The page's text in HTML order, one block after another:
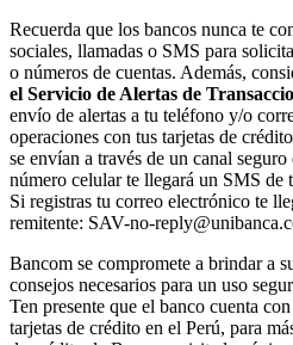
Recuerda que los bancos nunca te
sociales, llamadas o SMS para
o números de cuentas. Además,
el Servicio de Alertas de
envío de alertas a tu teléfono y/o
operaciones con tus tarjetas de
se envían a través de un canal
número celular te llegará un SMS de
Si registras tu correo electrónico te
remitente: SAV-no-
Bancom se compromete a brindar a
consejos necesarios para un uso
Ten presente que el banco cuenta
tarjetas de crédito en el Perú, para